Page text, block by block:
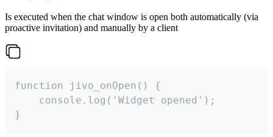
Is executed when the chat window is open both automatically (via
proactive invitation) and manually by a client
function jivo_onOpen() {
    console.log('Widget opened');
}